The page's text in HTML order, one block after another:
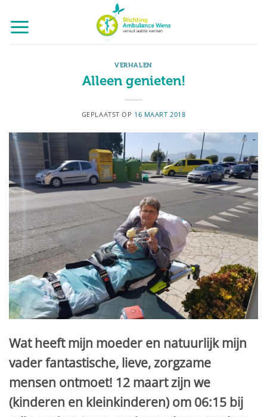
naar
inhoud
VERHALEN
Alleen genieten!
GEPLAATST OP 16 MAART 2018
Wat heeft mijn moeder en natuurlijk mijn
vader fantastische, lieve, zorgzame
mensen ontmoet! 12 maart zijn we
(kinderen en kleinkinderen) om 06:15 bij